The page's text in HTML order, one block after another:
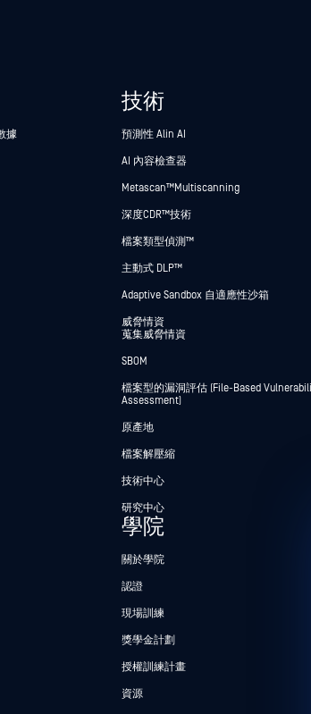
據
技術
預測性 Alin AI
AI 內容檢查器
Metascan™ Multiscanning
深度CDR™技術
檔案類型偵測™
主動式 DLP™
Adaptive Sandbox 自適應性沙箱
威脅情資
蒐集威脅情資
SBOM
檔案型的漏洞評估 (File-Based
Assessment)
原產地
檔案解壓縮
技術中心
研究中心
學院
關於學院
認證
現場訓練
獎學金計劃
授權訓練計畫
資源